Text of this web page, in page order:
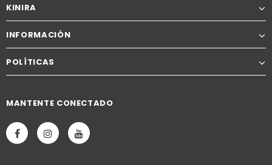
KINIRA
INFORMACIÓN
POLÍTICAS
MANTENTE CONECTADO